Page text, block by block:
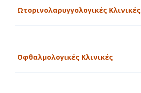
Ωτορινολαρυγγολογικές Κλινικές
Οφθαλμολογικές Κλινικές